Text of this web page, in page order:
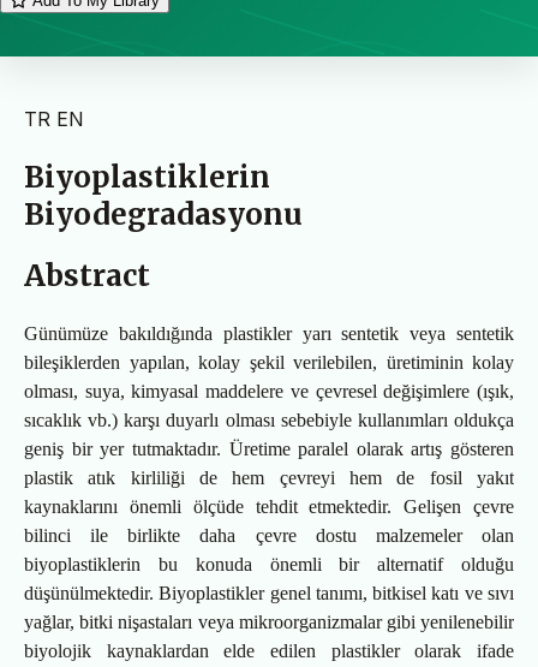
TR EN
Biyoplastiklerin
Biyodegradasyonu
Abstract
Günümüze bakıldığında plastikler yarı sentetik veya sentetik
bileşiklerden yapılan, kolay şekil verilebilen, üretiminin kolay
olması, suya, kimyasal maddelere ve çevresel değişimlere (ışık,
sıcaklık vb.) karşı duyarlı olması sebebiyle kullanımları oldukça
geniş bir yer tutmaktadır. Üretime paralel olarak artış gösteren
plastik atık kirliliği de hem çevreyi hem de fosil yakıt
kaynaklarını önemli ölçüde tehdit etmektedir. Gelişen çevre
bilinci ile birlikte daha çevre dostu malzemeler olan
biyoplastiklerin bu konuda önemli bir alternatif olduğu
düşünülmektedir. Biyoplastikler genel tanımı, bitkisel katı ve sıvı
yağlar, bitki nişastaları veya mikroorganizmalar gibi yenilenebilir
biyolojik kaynaklardan elde edilen plastikler olarak ifade